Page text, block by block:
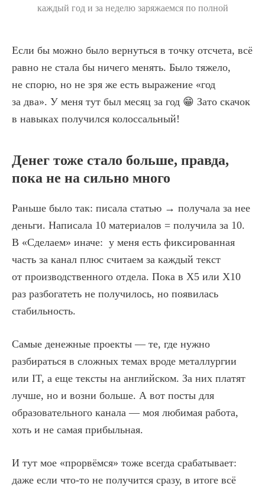
каждый год и за неделю заряжаемся по полной
Если бы можно было вернуться в точку отсчета, всё
равно не стала бы ничего менять. Было тяжело,
не спорю, но не зря же есть выражение «год
за два». У меня тут был месяц за год 😁 Зато скачок
в навыках получился колоссальный!
Денег тоже стало больше, правда,
пока не на сильно много
Раньше было так: писала статью → получала за нее
деньги. Написала 10 материалов = получила за 10.
В «Сделаем» иначе: у меня есть фиксированная
часть за канал плюс считаем за каждый текст
от производственного отдела. Пока в Х5 или Х10
раз разбогатеть не получилось, но появилась
стабильность.
Самые денежные проекты — те, где нужно
разбираться в сложных темах вроде металлургии
или IT, а еще тексты на английском. За них платят
лучше, но и возни больше. А вот посты для
образовательного канала — моя любимая работа,
хоть и не самая прибыльная.
И тут мое «прорвёмся» тоже всегда срабатывает:
даже если что-то не получится сразу, в итоге всё